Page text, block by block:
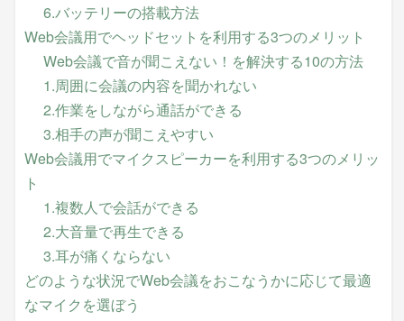
6.バッテリーの搭載方法
Web会議用でヘッドセットを利用する3つのメリット
Web会議で音が聞こえない！を解決する10の方法
1.周囲に会議の内容を聞かれない
2.作業をしながら通話ができる
3.相手の声が聞こえやすい
Web会議用でマイクスピーカーを利用する3つのメリッ
ト
1.複数人で会話ができる
2.大音量で再生できる
3.耳が痛くならない
どのような状況でWeb会議をおこなうかに応じて最適
なマイクを選ぼう